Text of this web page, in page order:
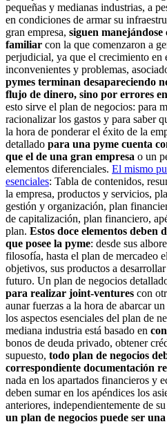
pequeñas y medianas industrias, a
en condiciones de armar su
gran empresa, siguen
familiar con la que comenzaron a
perjudicial, ya que el crecimiento en
inconvenientes y problemas,
pymes terminan desapareciendo
flujo de dinero, sino por errores
esto sirve el plan de negocios: para
racionalizar los gastos y para saber
la hora de ponderar el éxito de la
detallado para una pyme cuenta
que el de una gran empresa o un
elementos diferenciales. El mismo
esenciales: Tabla de contenidos,
la empresa, productos y servicios,
gestión y organización, plan
de capitalización, plan financiero,
plan. Estos doce elementos deben
que posee la pyme: desde sus
filosofía, hasta el plan de mercadeo
objetivos, sus productos a
futuro. Un plan de negocios
para realizar joint-ventures con
aunar fuerzas a la hora de abarcar
los aspectos esenciales del plan de
mediana industria está basado en
bonos de deuda privado, obtener
supuesto, todo plan de negocios
correspondiente documentación
nada en los apartados financieros y
deben sumar en los apéndices los
anteriores, independientemente de
un plan de negocios puede ser